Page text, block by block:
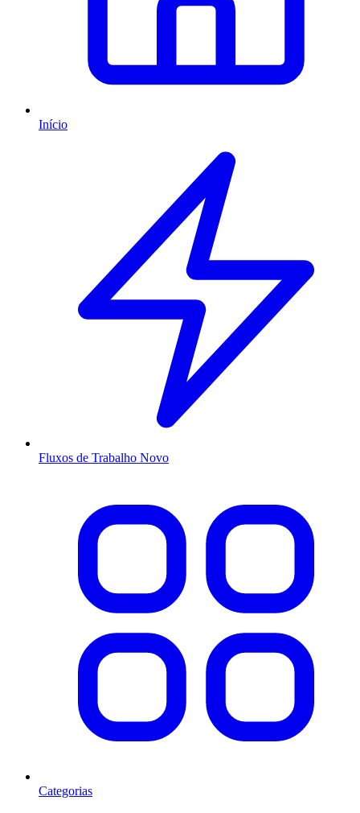
Início
Fluxos de Trabalho Novo
Categorias